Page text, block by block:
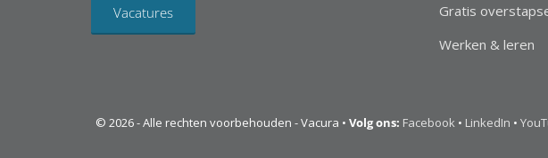
Vacatures
Gratis
Werken & leren
© 2026 - Alle rechten voorbehouden - Vacura • Volg ons: Facebook • LinkedIn •